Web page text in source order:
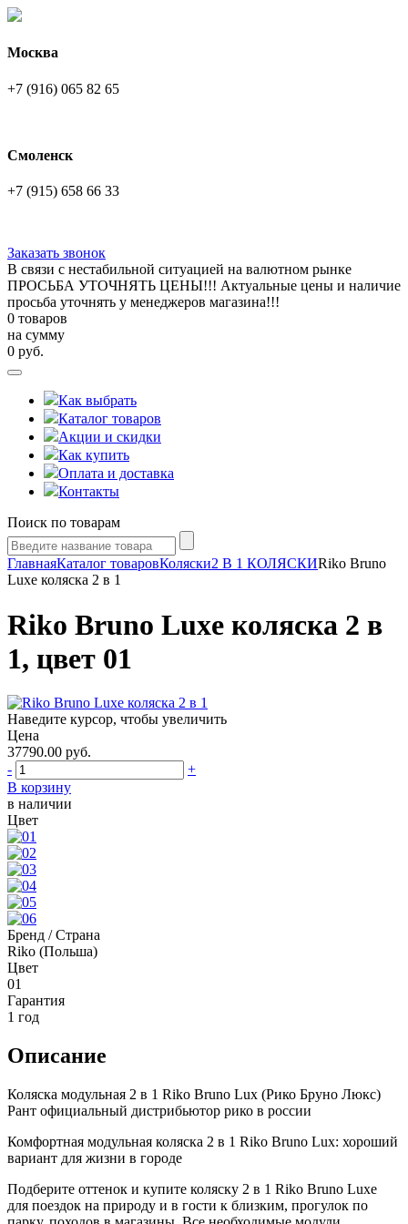
Москва
+7 (916) 065 82 65
Смоленск
+7 (915) 658 66 33
Заказать звонок
В связи с нестабильной ситуацией на валютном рынке
ПРОСЬБА УТОЧНЯТЬ ЦЕНЫ!!! Актуальные цены и наличие
просьба уточнять у менеджеров магазина!!!
0 товаров
на сумму
0 руб.
Как выбрать
Каталог товаров
Акции и скидки
Как купить
Оплата и доставка
Контакты
Поиск по товарам
ГлавнаяКаталог товаровКоляски2 В 1 КОЛЯСКИRiko Bruno
Luxe коляска 2 в 1
Riko Bruno Luxe коляска 2 в
1, цвет 01
Наведите курсор, чтобы увеличить
Цена
37790.00 руб.
-
+
В корзину
в наличии
Цвет
Бренд / Страна
Riko (Польша)
Цвет
01
Гарантия
1 год
Описание
Коляска модульная 2 в 1 Riko Bruno Lux (Рико Бруно Люкс)
Рант официальный дистрибьютор рико в россии
Комфортная модульная коляска 2 в 1 Riko Bruno Lux: хороший
вариант для жизни в городе
Подберите оттенок и купите коляску 2 в 1 Riko Bruno Luxe
для поездок на природу и в гости к близким, прогулок по